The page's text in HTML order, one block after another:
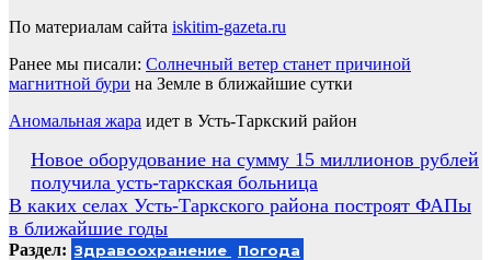
По материалам сайта iskitim-gazeta.ru
Ранее мы писали: Солнечный ветер станет причиной
магнитной бури на Земле в ближайшие сутки
Аномальная жара идет в Усть-Таркский район
Навигация
по
записям
Новое оборудование на сумму 15 миллионов рублей
получила усть-таркская больница
В каких селах Усть-Таркского района построят ФАПы
в ближайшие годы
Раздел: Здравоохранение Погода